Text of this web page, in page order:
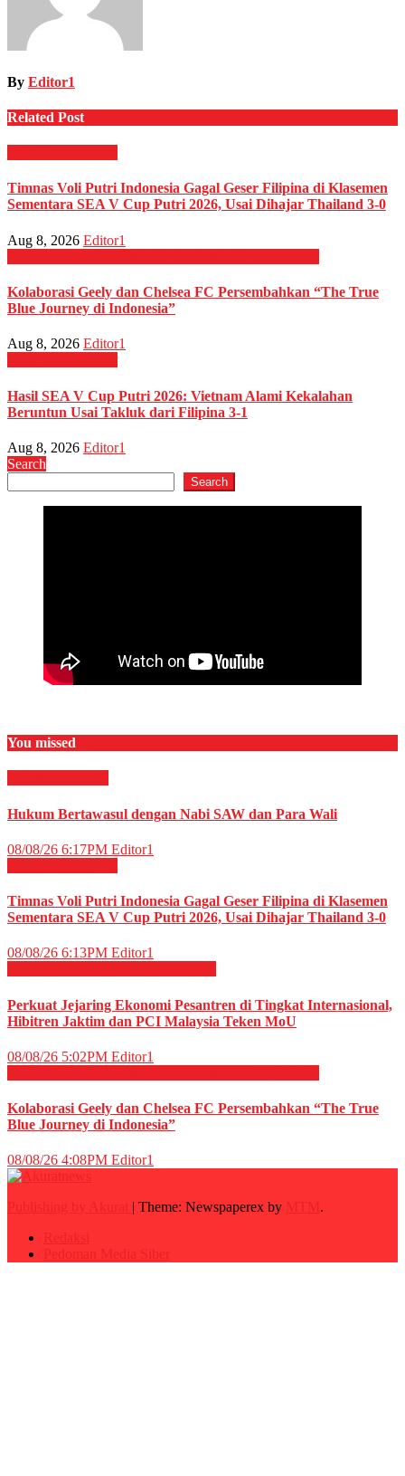
By Editor1
Related Post
Timnas Voli Putri Indonesia Gagal Geser Filipina di Klasemen
Sementara SEA V Cup Putri 2026, Usai Dihajar Thailand 3-0
Aug 8, 2026 Editor1
Kolaborasi Geely dan Chelsea FC Persembahkan “The True
Blue Journey di Indonesia”
Aug 8, 2026 Editor1
Hasil SEA V Cup Putri 2026: Vietnam Alami Kekalahan
Beruntun Usai Takluk dari Filipina 3-1
Aug 8, 2026 Editor1
Search
Search
You missed
Hukum Bertawasul dengan Nabi SAW dan Para Wali
08/08/26 6:17PM Editor1
Timnas Voli Putri Indonesia Gagal Geser Filipina di Klasemen
Sementara SEA V Cup Putri 2026, Usai Dihajar Thailand 3-0
08/08/26 6:13PM Editor1
Perkuat Jejaring Ekonomi Pesantren di Tingkat Internasional,
Hibitren Jaktim dan PCI Malaysia Teken MoU
08/08/26 5:02PM Editor1
Kolaborasi Geely dan Chelsea FC Persembahkan “The True
Blue Journey di Indonesia”
08/08/26 4:08PM Editor1
Theme: Newspaperex by
.